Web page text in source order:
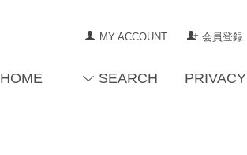
MY ACCOUNT 会員登録
HOME SEARCH PRIVACY